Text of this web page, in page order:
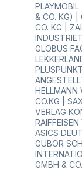
& CO. KG) |
CO. KG |
GLOBUS
HELLMANN
CO.KG |
VERLAG
ASICS
GUBOR
GMBH &